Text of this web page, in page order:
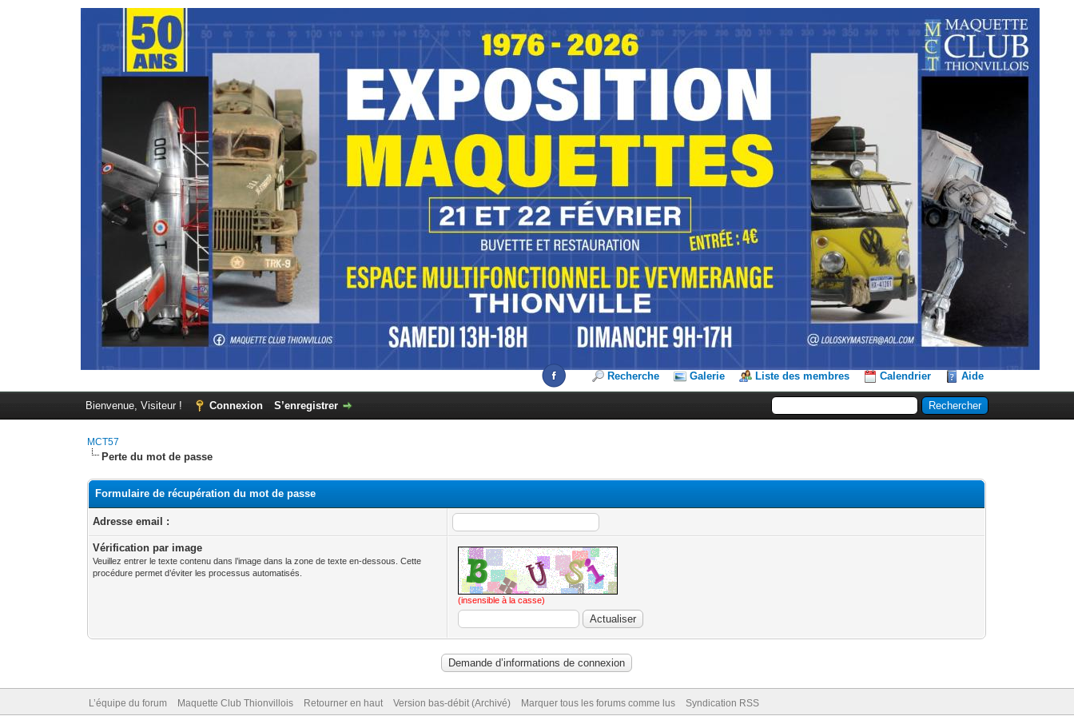
Recherche Galerie Liste des membres Calendrier Aide
Bienvenue, Visiteur ! Connexion S’enregistrer
MCT57
Perte du mot de passe
Formulaire de récupération du mot de passe
Adresse email :
Vérification par image
Veuillez entrer le texte contenu dans l’image dans la zone de texte en-dessous. Cette
procédure permet d’éviter les processus automatisés.
(insensible à la casse)
L’équipe du forum Maquette Club Thionvillois Retourner en haut Version bas-débit (Archivé) Marquer tous les forums comme lus Syndication RSS